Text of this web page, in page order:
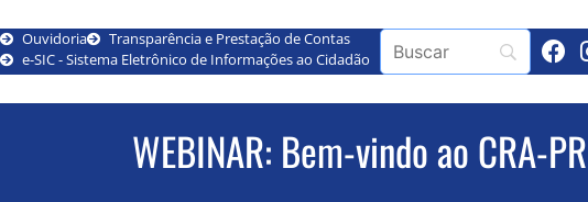
Ouvidoria
Transparência e Prestação de Contas
e-SIC - Sistema Eletrônico de Informações ao Cidadão
WEBINAR: Bem-vindo ao CRA-PR